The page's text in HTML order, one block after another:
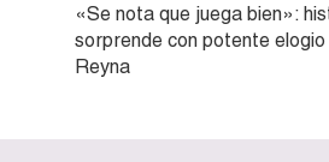
«Se nota que juega bien»:
sorprende con potente elogio
Reyna